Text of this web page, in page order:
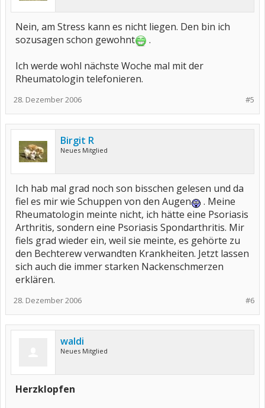
Nein, am Stress kann es nicht liegen. Den bin ich
sozusagen schon gewohnt
.
Ich werde wohl nächste Woche mal mit der
Rheumatologin telefonieren.
#5
28. Dezember 2006
Birgit R
Neues Mitglied
Ich hab mal grad noch son bisschen gelesen und da
fiel es mir wie Schuppen von den Augen
. Meine
Rheumatologin meinte nicht, ich hätte eine Psoriasis
Arthritis, sondern eine Psoriasis Spondarthritis. Mir
fiels grad wieder ein, weil sie meinte, es gehörte zu
den Bechterew verwandten Krankheiten. Jetzt lassen
sich auch die immer starken Nackenschmerzen
erklären.
#6
28. Dezember 2006
waldi
Neues Mitglied
Herzklopfen